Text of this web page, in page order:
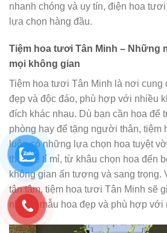
nhanh chóng và uy tín, điện hoa
lựa chọn hàng đầu.
Tiệm hoa tươi Tân Minh – Những
mọi không gian
Tiệm hoa tươi Tân Minh là nơi cung
đẹp và độc đáo, phù hợp với nhiều
đích khác nhau. Dù bạn cần hoa để
phòng hay để tặng người thân, tiệm
luôn có những lựa chọn hoa tuyệt
thiết kế tỉ mỉ, từ khâu chọn hoa đến
không gian ấn tượng và sang trọng.
tận tâm, tiệm hoa tươi Tân Minh sẽ
những mẫu hoa đẹp và phù hợp với